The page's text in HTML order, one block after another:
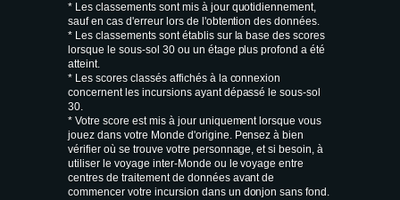
* Les classements sont mis à jour quotidiennement,
sauf en cas d'erreur lors de l'obtention des données.
* Les classements sont établis sur la base des scores
lorsque le sous-sol 30 ou un étage plus profond a été
atteint.
* Les scores classés affichés à la connexion
concernent les incursions ayant dépassé le sous-sol
30.
* Votre score est mis à jour uniquement lorsque vous
jouez dans votre Monde d'origine. Pensez à bien
vérifier où se trouve votre personnage, et si besoin, à
utiliser le voyage inter-Monde ou le voyage entre
centres de traitement de données avant de
commencer votre incursion dans un donjon sans fond.